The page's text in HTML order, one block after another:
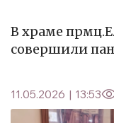
В храме
совершили
11.05.2026 | 13:53